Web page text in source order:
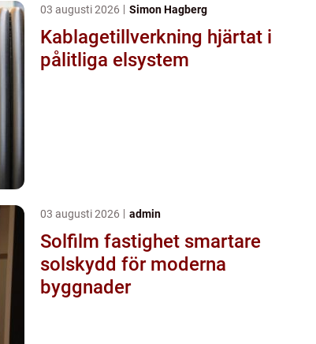
03 augusti 2026 Simon Hagberg
Kablagetillverkning hjärtat i
pålitliga elsystem
03 augusti 2026 admin
Solfilm fastighet smartare
solskydd för moderna
byggnader